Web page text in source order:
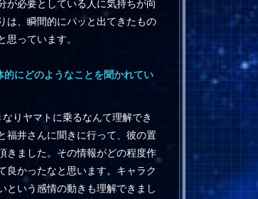
が必要としている人に気持ちが向
は、瞬間的にパッと出てきたもの
っています。
にどのようなことを聞かれてい
りヤマトに乗るなんて理解でき
福井さんに聞きに行って、彼の置
きました。その情報がどの程度作
良かったなと思います。キャラク
という感情の動きも理解できまし